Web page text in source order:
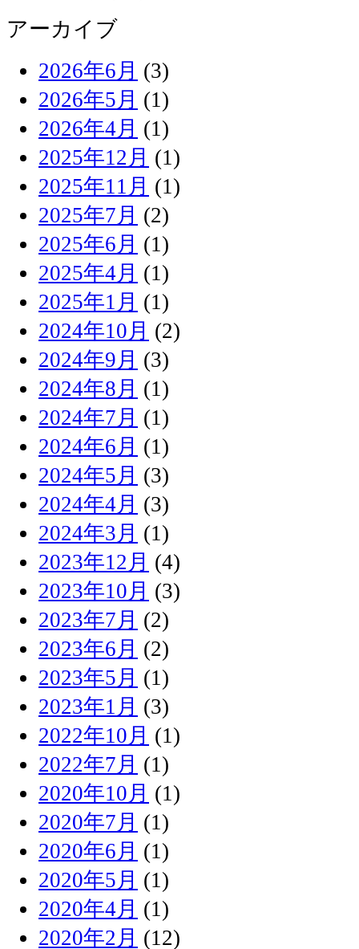
アーカイブ
2026年6月 (3)
2026年5月 (1)
2026年4月 (1)
2025年12月 (1)
2025年11月 (1)
2025年7月 (2)
2025年6月 (1)
2025年4月 (1)
2025年1月 (1)
2024年10月 (2)
2024年9月 (3)
2024年8月 (1)
2024年7月 (1)
2024年6月 (1)
2024年5月 (3)
2024年4月 (3)
2024年3月 (1)
2023年12月 (4)
2023年10月 (3)
2023年7月 (2)
2023年6月 (2)
2023年5月 (1)
2023年1月 (3)
2022年10月 (1)
2022年7月 (1)
2020年10月 (1)
2020年7月 (1)
2020年6月 (1)
2020年5月 (1)
2020年4月 (1)
2020年2月 (12)